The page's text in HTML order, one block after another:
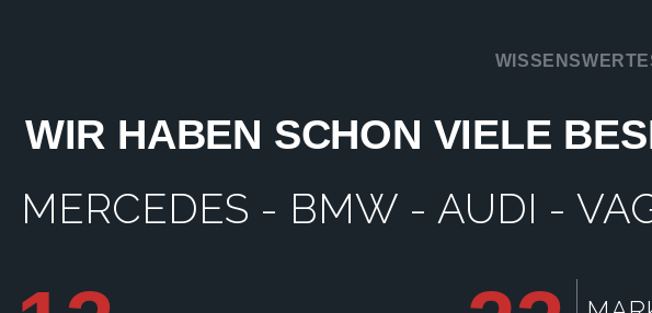
WIR HABEN SCHON VIELE
MERCEDES - BMW - AUDI -